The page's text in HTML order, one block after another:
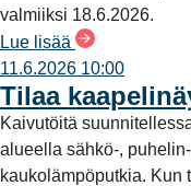
valmiiksi 18.6.2026.
Lue lisää
11.6.2026 10:00
Tilaa
Kaivutöitä
alueella sähkö-,
kaukolämpöputkia. Kun